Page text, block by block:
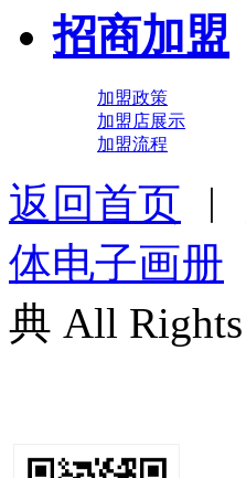
招商加盟
加盟政策
加盟店展示
加盟流程
返回首页 ︱
体电子画册
典 All Rights